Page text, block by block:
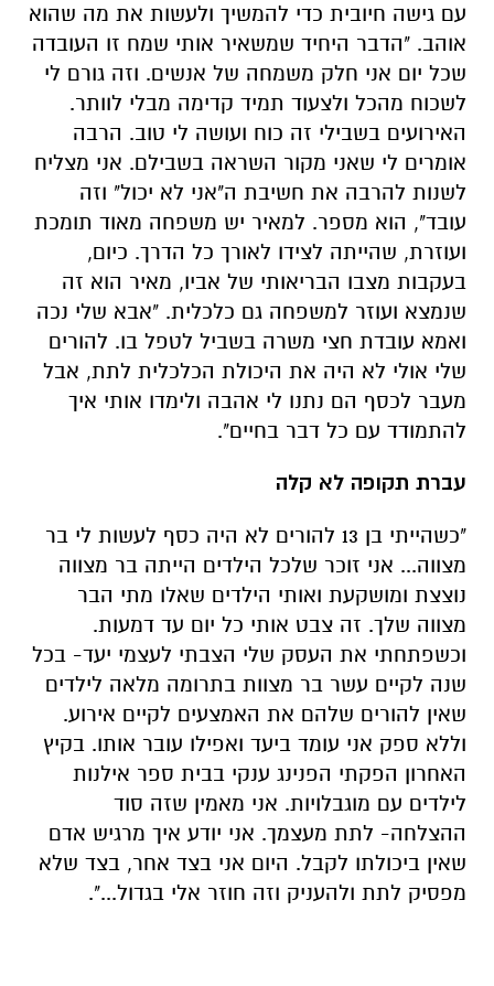
עם גישה חיובית כדי להמשיך ולעשות את מה שהוא
אוהב. "הדבר היחיד שמשאיר אותי שמח זו העובדה
שכל יום אני חלק משמחה של אנשים. וזה גורם לי
לשכוח מהכל ולצעוד תמיד קדימה מבלי לוותר.
האירועים בשבילי זה כוח ועושה לי טוב. הרבה
אומרים לי שאני מקור השראה בשבילם. אני מצליח
לשנות להרבה את חשיבת ה"אני לא יכול" וזה
עובד", הוא מספר. למאיר יש משפחה מאוד תומכת
ועוזרת, שהייתה לצידו לאורך כל הדרך. כיום,
בעקבות מצבו הבריאותי של אביו, מאיר הוא זה
שנמצא ועוזר למשפחה גם כלכלית. "אבא שלי נכה
ואמא עובדת חצי משרה בשביל לטפל בו. להורים
שלי אולי לא היה את היכולת הכלכלית לתת, אבל
מעבר לכסף הם נתנו לי אהבה ולימדו אותי איך
להתמודד עם כל דבר בחיים".
עברת תקופה לא קלה
"כשהייתי בן 13 להורים לא היה כסף לעשות לי בר
מצווה... אני זוכר שלכל הילדים הייתה בר מצווה
נוצצת ומושקעת ואותי הילדים שאלו מתי הבר
מצווה שלך. זה צבט אותי כל יום עד דמעות.
וכשפתחתי את העסק שלי הצבתי לעצמי יעד- בכל
שנה לקיים עשר בר מצוות בתרומה מלאה לילדים
שאין להורים שלהם את האמצעים לקיים אירוע.
וללא ספק אני עומד ביעד ואפילו עובר אותו. בקיץ
האחרון הפקתי הפנינג ענקי בבית ספר אילנות
לילדים עם מוגבלויות. אני מאמין שזה סוד
ההצלחה- לתת מעצמך. אני יודע איך מרגיש אדם
שאין ביכולתו לקבל. היום אני בצד אחר, בצד שלא
מפסיק לתת ולהעניק וזה חוזר אלי בגדול...".